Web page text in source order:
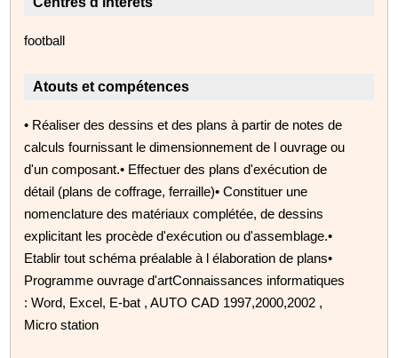
football
Atouts et compétences
• Réaliser des dessins et des plans à partir de notes de
calculs fournissant le dimensionnement de l ouvrage ou
d'un composant.• Effectuer des plans d'exécution de
détail (plans de coffrage, ferraille)• Constituer une
nomenclature des matériaux complétée, de dessins
explicitant les procède d'exécution ou d'assemblage.•
Etablir tout schéma préalable à l élaboration de plans•
Programme ouvrage d'artConnaissances informatiques
: Word, Excel, E-bat , AUTO CAD 1997,2000,2002 ,
Micro station